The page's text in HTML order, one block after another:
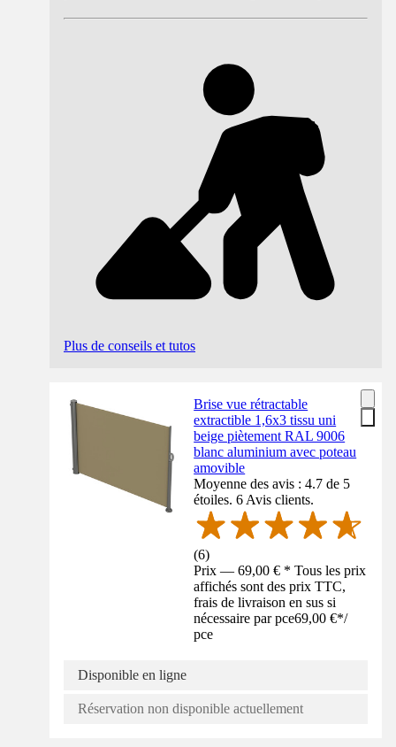
Plus de conseils et tutos
Brise vue rétractable
extractible 1,6x3 tissu uni
beige piètement RAL 9006
blanc aluminium avec poteau
amovible
Moyenne des avis : 4.7 de 5
étoiles. 6 Avis clients.
(6)
Prix — 69,00 € * Tous les prix
affichés sont des prix TTC,
frais de livraison en sus si
nécessaire par pce69,00 €*/
pce
Disponible en ligne
Réservation non disponible actuellement